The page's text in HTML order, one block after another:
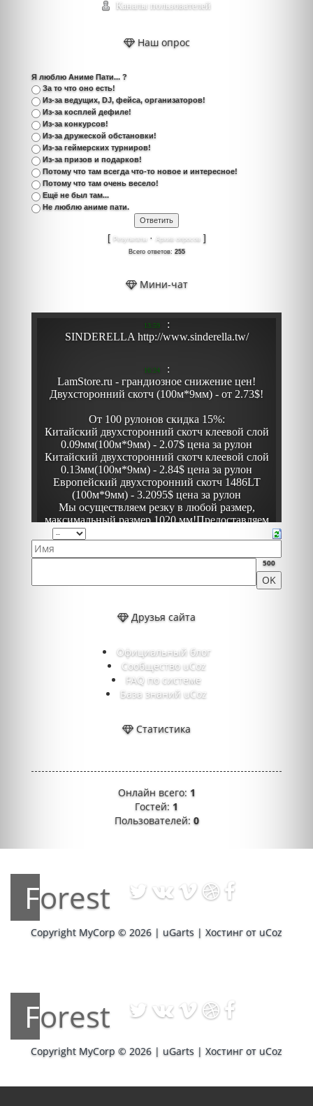
Каналы пользователей
Наш опрос
Я люблю Аниме Пати... ?
За то что оно есть!
Из-за ведущих, DJ, фейса, организаторов!
Из-за косплей дефиле!
Из-за конкурсов!
Из-за дружеской обстановки!
Из-за геймерских турниров!
Из-за призов и подарков!
Потому что там всегда что-то новое и интересное!
Потому что там очень весело!
Ещё не был там...
Не люблю аниме пати.
[ Результаты · Архив опросов]
Всего ответов: 255
Мини-чат
500
Друзья сайта
Официальный блог
Сообщество uCoz
FAQ по системе
База знаний uCoz
Статистика
Онлайн всего: 1
Гостей: 1
Пользователей:0
Forest
Copyright MyCorp © 2026 | uGarts | Хостинг от uCoz
Forest
Copyright MyCorp © 2026 | uGarts | Хостинг от uCoz